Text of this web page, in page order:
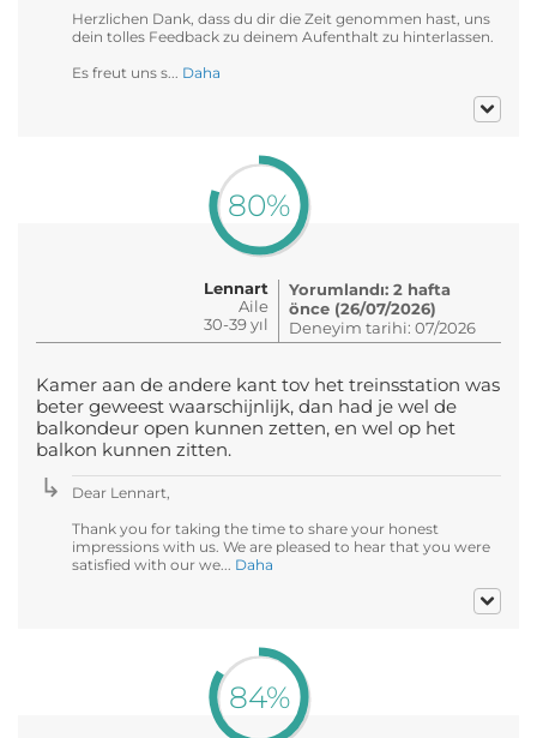
Herzlichen Dank, dass du dir die Zeit genommen hast, uns
dein tolles Feedback zu deinem Aufenthalt zu hinterlassen.
Es freut uns s... Daha
80%
Lennart
Aile
30-39 yıl
Yorumlandı: 2 hafta
önce (26/07/2026)
Deneyim tarihi: 07/2026
Kamer aan de andere kant tov het treinsstation was
beter geweest waarschijnlijk, dan had je wel de
balkondeur open kunnen zetten, en wel op het
balkon kunnen zitten.
Dear Lennart,
Thank you for taking the time to share your honest
impressions with us. We are pleased to hear that you were
satisfied with our we... Daha
84%